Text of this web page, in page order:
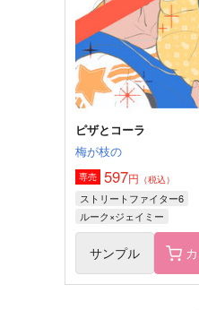
円（税込）
四葉環×逢坂壮五
サンプル 作品
ピザとコーラ
梅が枝の
専売 597円 （税込）
ストリートファイター6
ルーク×ジェイミー
サンプル